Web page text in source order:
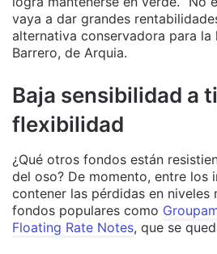
vaya a dar grandes
alternativa conservadora para la
Barrero, de Arquia.
Baja sensibilidad a
flexibilidad
¿Qué otros fondos están
del oso? De momento, entre los
contener las pérdidas en niveles
fondos populares como
Floating Rate Notes, que se